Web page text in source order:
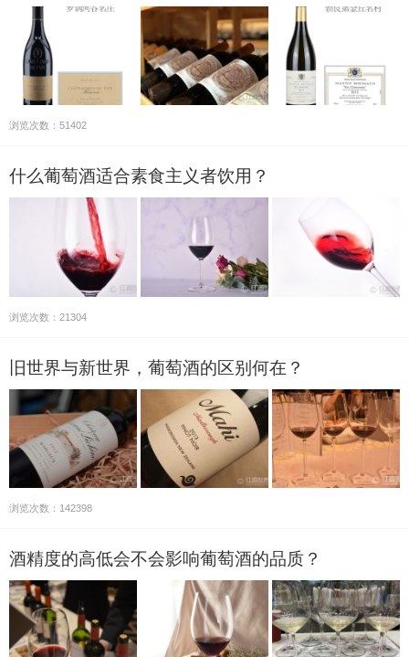
浏览次数：51402
什么葡萄酒适合素食主义者饮用？
浏览次数：21304
旧世界与新世界，葡萄酒的区别何在？
浏览次数：142398
酒精度的高低会不会影响葡萄酒的品质？